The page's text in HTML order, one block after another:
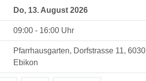
Do, 13. August 2026
09:00 - 16:00 Uhr
Pfarrhausgarten, Dorfstrasse 11, 6030
Ebikon